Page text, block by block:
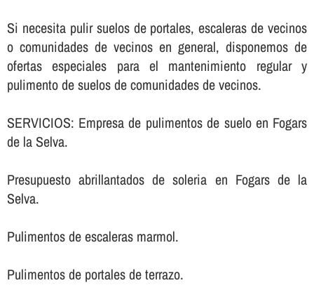
Si necesita pulir suelos de portales, escaleras de vecinos
o comunidades de vecinos en general, disponemos de
ofertas especiales para el mantenimiento regular y
pulimento de suelos de comunidades de vecinos.
SERVICIOS: Empresa de pulimentos de suelo en Fogars
de la Selva.
Presupuesto abrillantados de soleria en Fogars de la
Selva.
Pulimentos de escaleras marmol.
Pulimentos de portales de terrazo.